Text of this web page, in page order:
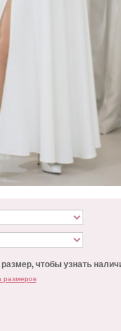
чтобы узнать
размеров